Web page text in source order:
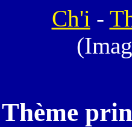
Ch'i -
Thème